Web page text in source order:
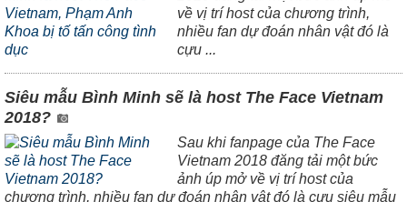
về vị trí host của chương trình,
nhiều fan dự đoán nhân vật đó là
cựu ...
Siêu mẫu Bình Minh sẽ là host The Face Vietnam
2018?
Sau khi fanpage của The Face
Vietnam 2018 đăng tải một bức
ảnh úp mở về vị trí host của
chương trình, nhiều fan dự đoán nhân vật đó là cựu siêu mẫu